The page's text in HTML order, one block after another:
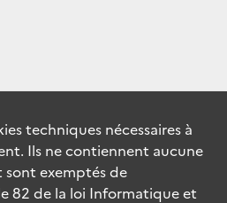
techniques nécessaires à
Ils ne contiennent aucune
sont exemptés de
82 de la loi Informatique et